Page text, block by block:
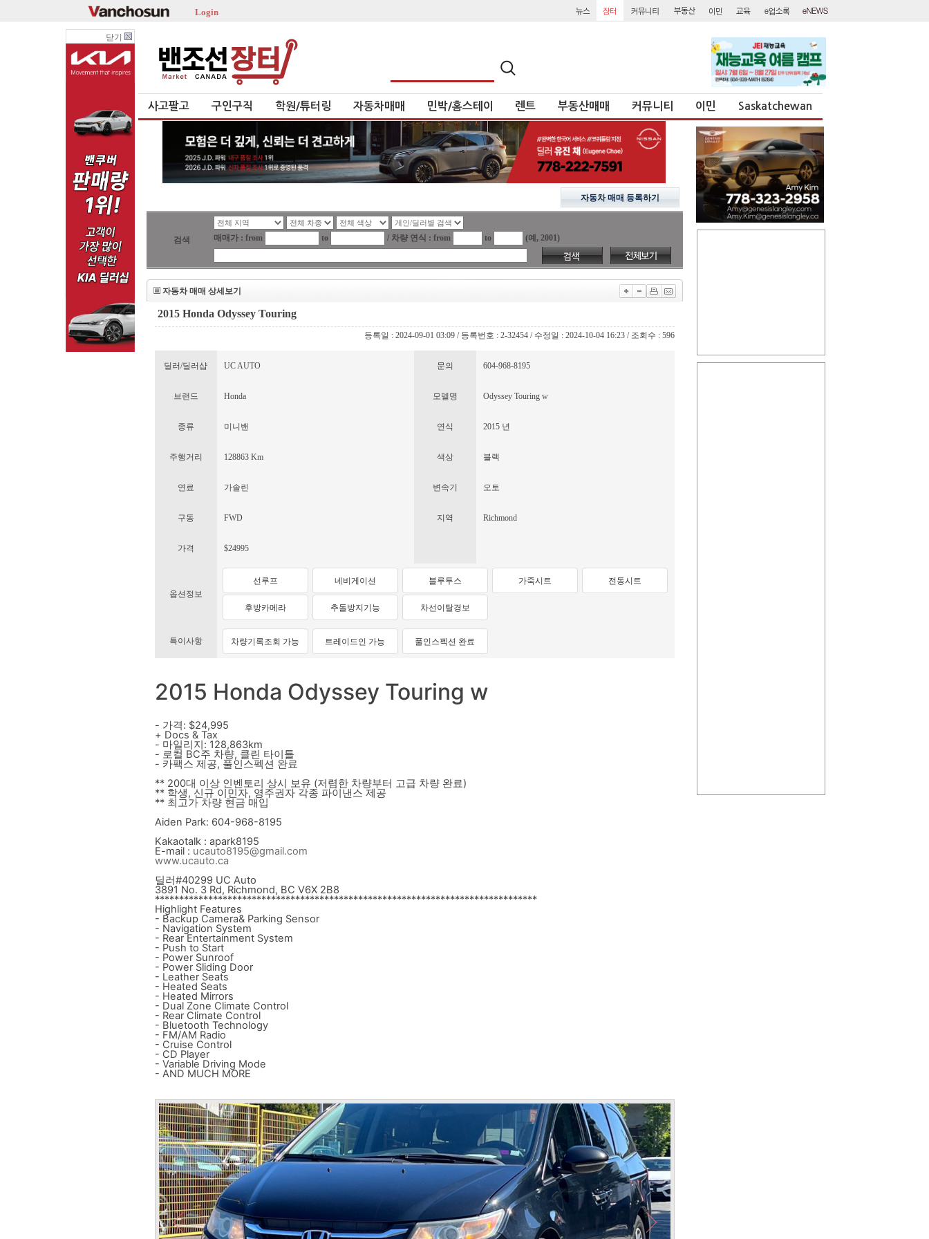
Login
닫기
사고팔고 구인구직 학원/튜터링 자동차매매 민박/홈스테이 렌트 부동산매매 커뮤니티 이민 Saskatchewan
자동차 매매 등록하기
검색 매매가 : from to / 차량 연식 : from to (예, 2001)
자동차 매매 상세보기
2015 Honda Odyssey Touring
등록일 : 2024-09-01 03:09 / 등록번호 : 2-32454 / 수정일 : 2024-10-04 16:23 / 조회수 : 596
딜러/딜러샵 UC AUTO 문의 604-968-8195
브랜드 Honda 모델명 Odyssey Touring w
종류 미니밴 연식 2015 년
주행거리 128863 Km 색상 블랙
연료 가솔린 변속기 오토
구동 FWD 지역 Richmond
가격 $24995
옵션정보
선루프 네비게이션 블루투스 가죽시트 전동시트
후방카메라 추돌방지기능 차선이탈경보
특이사항 차량기록조회 가능 트레이드인 가능 풀인스펙션 완료
2015 Honda Odyssey Touring w
- 가격: $24,995
+ Docs & Tax
- 마일리지: 128,863km
- 로컬 BC주 차량, 클린 타이틀
- 카팩스 제공, 풀인스펙션 완료
** 200대 이상 인벤토리 상시 보유 (저렴한 차량부터 고급 차량 완료)
** 학생, 신규 이민자, 영주권자 각종 파이낸스 제공
** 최고가 차량 현금 매입
Aiden Park: 604-968-8195
Kakaotalk : apark8195
E-mail : ucauto8195@gmail.com
www.ucauto.ca
딜러#40299 UC Auto
3891 No. 3 Rd, Richmond, BC V6X 2B8
*******************************************************************************
Highlight Features
- Backup Camera& Parking Sensor
- Navigation System
- Rear Entertainment System
- Push to Start
- Power Sunroof
- Power Sliding Door
- Leather Seats
- Heated Seats
- Heated Mirrors
- Dual Zone Climate Control
- Rear Climate Control
- Bluetooth Technology
- FM/AM Radio
- Cruise Control
- CD Player
- Variable Driving Mode
- AND MUCH MORE